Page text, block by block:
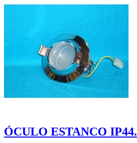
ÓCULO ESTANCO IP44.